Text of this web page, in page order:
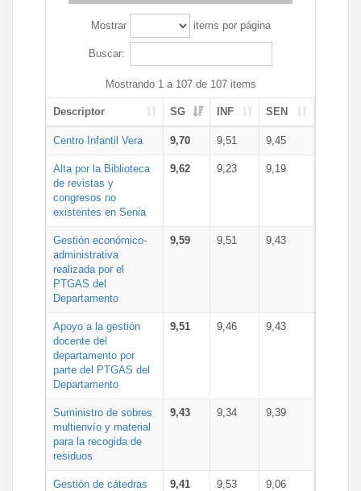
Mostrar items por página
Buscar:
Mostrando 1 a 107 de 107 items
Descriptor SG INF SEN
Centro Infantil Vera 9,70 9,51 9,45
Alta por la Biblioteca
de revistas y
congresos no
existentes en Senia
9,62 9,23 9,19
Gestión económico-
administrativa
realizada por el
PTGAS del
Departamento
9,59 9,51 9,43
Apoyo a la gestión
docente del
departamento por
parte del PTGAS del
Departamento
9,51 9,46 9,43
Suministro de sobres
multienvío y material
para la recogida de
residuos
9,43 9,34 9,39
Gestión de cátedras
9,41 9,53 9,06